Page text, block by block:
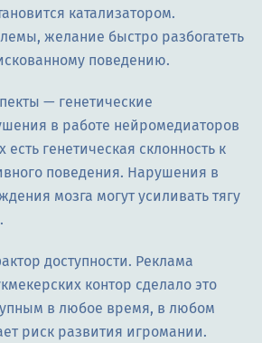
катализатором.
желание быстро разбогатеть
поведению.
— генетические
в работе нейромедиаторов
есть генетическая склонность к
поведения. Нарушения в
мозга могут усиливать тягу
доступности. Реклама
контор сделало это
в любое время, в любом
риск развития игромании.